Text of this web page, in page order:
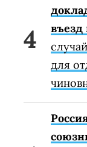
въезд
для